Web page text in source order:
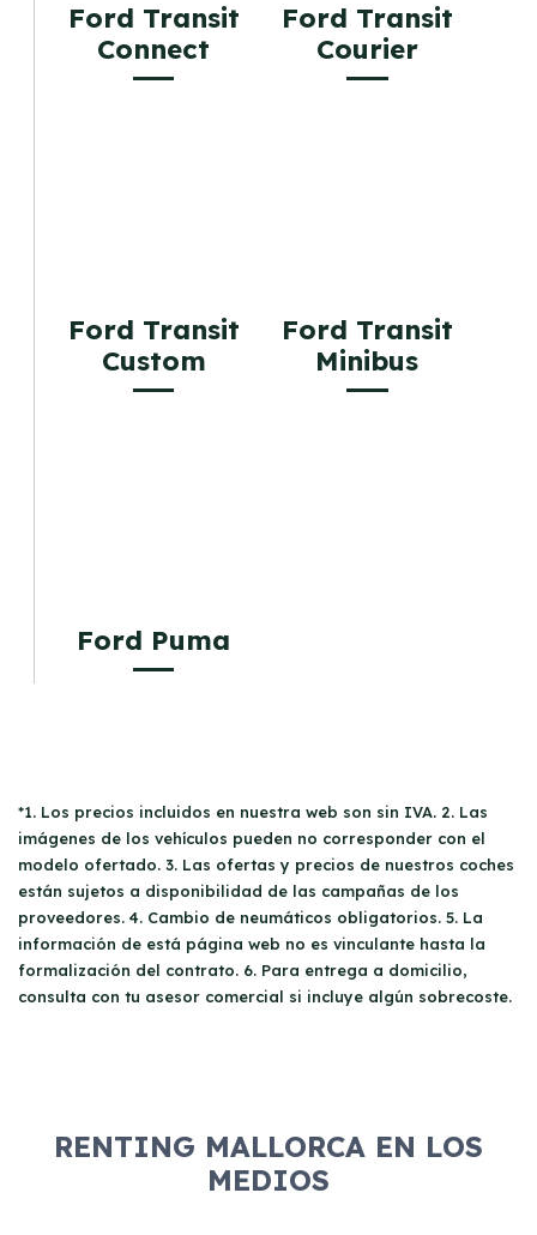
Ford Transit
Connect
Ford Transit
Courier
Ford Transit
Custom
Ford Transit
Minibus
Ford Puma
*1. Los precios incluidos en nuestra web son sin IVA. 2. Las
imágenes de los vehículos pueden no corresponder con el
modelo ofertado. 3. Las ofertas y precios de nuestros coches
están sujetos a disponibilidad de las campañas de los
proveedores. 4. Cambio de neumáticos obligatorios. 5. La
información de está página web no es vinculante hasta la
formalización del contrato. 6. Para entrega a domicilio,
consulta con tu asesor comercial si incluye algún sobrecoste.
RENTING MALLORCA EN LOS
MEDIOS